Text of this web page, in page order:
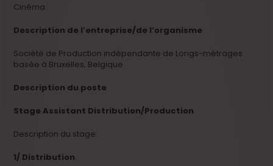
Cinéma
Description de l’entreprise/de l’organisme
Société de Production indépendante de Longs-métrages
basée à Bruxelles, Belgique
Description du poste
Stage Assistant Distribution/Production
Description du stage:
1/ Distribution